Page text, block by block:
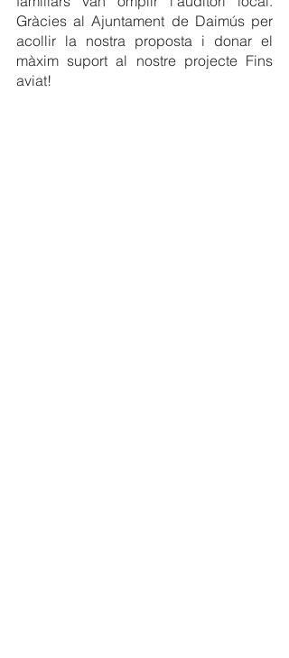
Gràcies al Ajuntament de Daimús per
acollir la nostra proposta i donar el
màxim suport al nostre projecte Fins
aviat!